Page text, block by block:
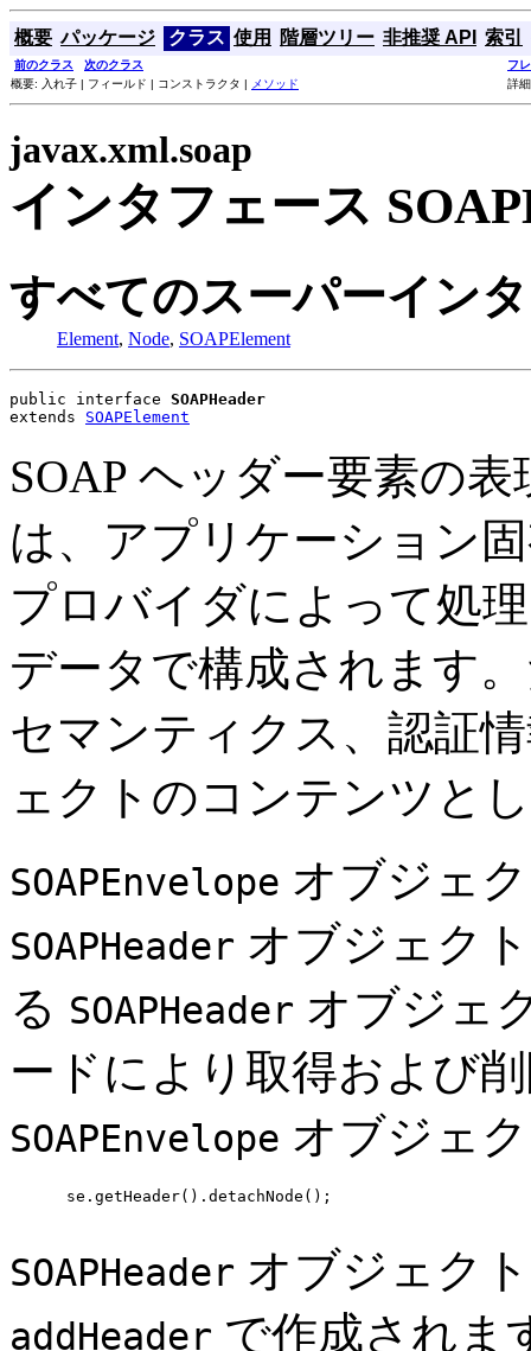
概要 パッケージ クラス 使用 階層ツリー 非推奨 API 索引
前のクラス 次のクラス
フ
概要: 入れ子 | フィールド | コンストラクタ |
メソッド 詳
javax.xml.soap
インタフェース
すべてのスーパーイン
Element, Node, SOAPElement
public interface SOAPHeader
extends SOAPElement
SOAP ヘッダー要素の
は、アプリケーション
プロバイダによって処
データで構成されます
セマンティクス、認証
ェクトのコンテンツと
SOAPEnvelope オブジェ
SOAPHeader オブジェク
る SOAPHeader オブジェ
ードにより取得および
SOAPEnvelope オブジェ
      se.getHeader().detachNode();
SOAPHeader オブジェク
addHeader で作成されま